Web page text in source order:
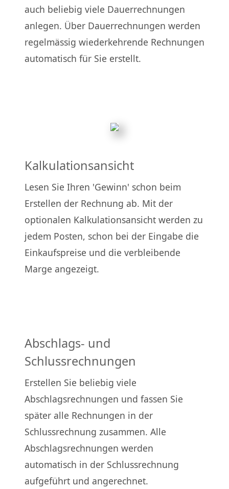
auch beliebig viele Dauerrechnungen
anlegen. Über Dauerrechnungen werden
regelmässig wiederkehrende Rechnungen
automatisch für Sie erstellt.
Kalkulationsansicht
Lesen Sie Ihren 'Gewinn' schon beim
Erstellen der Rechnung ab. Mit der
optionalen Kalkulationsansicht werden zu
jedem Posten, schon bei der Eingabe die
Einkaufspreise und die verbleibende
Marge angezeigt.
Abschlags- und
Schlussrechnungen
Erstellen Sie beliebig viele
Abschlagsrechnungen und fassen Sie
später alle Rechnungen in der
Schlussrechnung zusammen. Alle
Abschlagsrechnungen werden
automatisch in der Schlussrechnung
aufgeführt und angerechnet.